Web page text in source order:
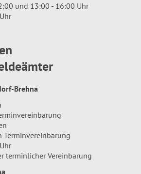
und 13:00 - 16:00 Uhr
Brehna
Terminvereinbarung
terminlicher Vereinbarung